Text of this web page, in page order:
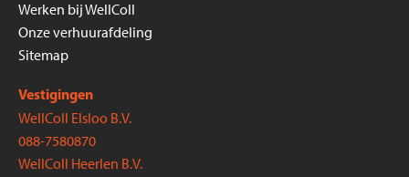
Vestigingen
WellColl Elsloo B.V.
088-7580870
WellColl Heerlen B.V.
Werken bij WellColl
Onze verhuurafdeling
Sitemap